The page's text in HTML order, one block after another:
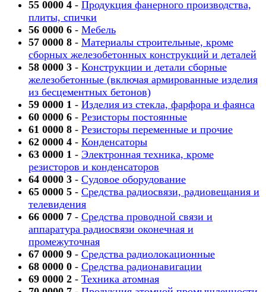
55 0000 4 - Продукция фанерного производства,
плиты, спички
56 0000 6 - Мебель
57 0000 8 - Материалы строительные, кроме
сборных железобетонных конструкций и деталей
58 0000 3 - Конструкции и детали сборные
железобетонные (включая армированные изделия
из бесцементных бетонов)
59 0000 1 - Изделия из стекла, фарфора и фаянса
60 0000 6 - Резисторы постоянные
61 0000 8 - Резисторы переменные и прочие
62 0000 4 - Конденсаторы
63 0000 1 - Электронная техника, кроме
резисторов и конденсаторов
64 0000 3 - Судовое оборудование
65 0000 5 - Средства радиосвязи, радиовещания и
телевидения
66 0000 7 - Средства проводной связи и
аппаратура радиосвязи оконечная и
промежуточная
67 0000 9 - Средства радиолокационные
68 0000 0 - Средства радионавигации
69 0000 2 - Техника атомная